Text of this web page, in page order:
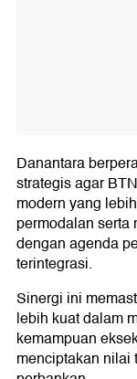
Danantara
strategis agar
modern yang
permodalan
dengan agenda
terintegrasi.
Sinergi ini
lebih kuat dalam
kemampuan
menciptakan nilai